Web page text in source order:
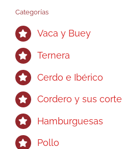
Categorías
Vaca y Buey
Ternera
Cerdo e Ibérico
Cordero y sus
Hamburguesas
Pollo